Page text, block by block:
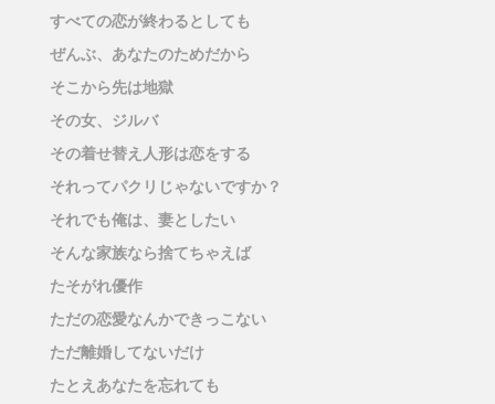
すべての恋が終わるとしても
ぜんぶ、あなたのためだから
そこから先は地獄
その女、ジルバ
その着せ替え人形は恋をする
それってパクリじゃないですか？
それでも俺は、妻としたい
そんな家族なら捨てちゃえば
たそがれ優作
ただの恋愛なんかできっこない
ただ離婚してないだけ
たとえあなたを忘れても